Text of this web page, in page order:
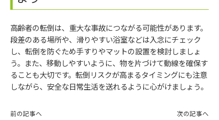
高齢者の転倒は、重大な事故につながる可能性があります。
段差のある場所や、滑りやすい浴室などは入念にチェック
し、転倒を防ぐため手すりやマットの設置を検討しましょ
う。また、移動しやすいように、物を片づけて動線を確保す
ることも大切です。転倒リスクが高まるタイミングにも注意
しながら、安全な日常生活を送れるように心がけましょう。
前の記事へ 次の記事へ